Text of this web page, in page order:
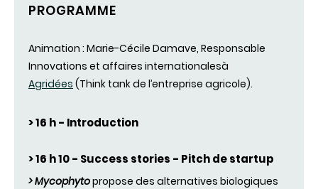
PROGRAMME
Animation : Marie-Cécile Damave, Responsable
Innovations et affaires internationalesà
Agridées (Think tank de l’entreprise agricole).
> 16 h - Introduction
> 16 h 10 - Success stories - Pitch de startup
> Mycophytopropose des alternatives biologiques